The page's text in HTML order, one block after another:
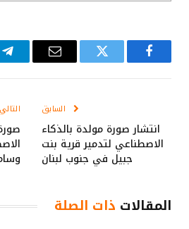
فيسبوك تويتر
البريد
السابق
انتشار صورة مولدة بالذكاء
الاصطناعي لتدمير قرية بنت
جبيل في جنوب لبنان
التالي
المقالات ذات الصلة